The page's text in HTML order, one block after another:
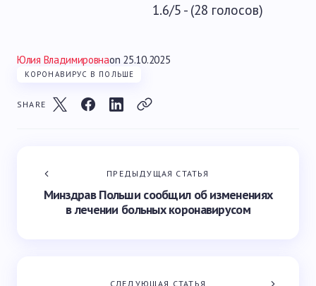
1.6/5 - (28 голосов)
Юлия Владимировнаon 25.10.2025
КОРОНАВИРУС В ПОЛЬШЕ
SHARE
ПРЕДЫДУЩАЯ СТАТЬЯ
Минздрав Польши сообщил об изменениях
в лечении больных коронавирусом
СЛЕДУЮЩАЯ СТАТЬЯ